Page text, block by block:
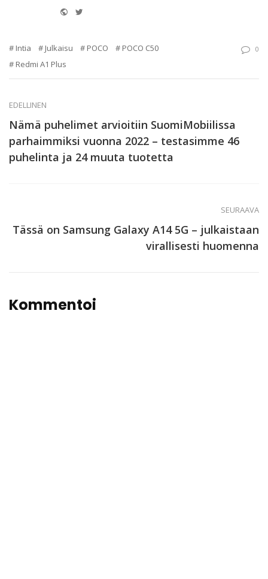
Website
Intia Julkaisu POCO
POCO C50
Redmi A1 Plus
0
EDELLINEN
Nämä puhelimet arvioitiin SuomiMobiilissa
parhaimmiksi vuonna 2022 – testasimme 46
puhelinta ja 24 muuta tuotetta
SEURAAVA
Tässä on Samsung Galaxy A14 5G – julkaistaan
virallisesti huomenna
Kommentoi